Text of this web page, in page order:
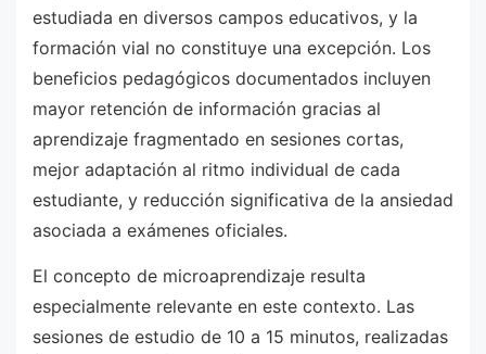
estudiada en diversos campos educativos, y la
formación vial no constituye una excepción. Los
beneficios pedagógicos documentados incluyen
mayor retención de información gracias al
aprendizaje fragmentado en sesiones cortas,
mejor adaptación al ritmo individual de cada
estudiante, y reducción significativa de la ansiedad
asociada a exámenes oficiales.
El concepto de microaprendizaje resulta
especialmente relevante en este contexto. Las
sesiones de estudio de 10 a 15 minutos, realizadas